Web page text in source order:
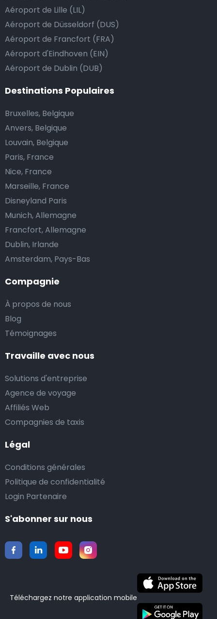
Compagnie
À propos de nous
Blog
Témoignages
Travaille avec nous
Solutions d'entreprise
Agence de voyage
Affiliés Web
Compagnies de taxis
Légal
Conditions générales
Politique de confidentialité
Login Partenaire
Aéroport de Lille (LIL)
Aéroport de Düsseldorf (DUS)
Aéroport de Francfort (FRA)
Aéroport d'Eindhoven (EIN)
Aéroport de Dublin (DUB)
Destinations Populaires
Bruxelles, Belgique
Anvers, Belgique
Louvain, Belgique
Paris, France
Nice, France
Marseille, France
Disneyland Paris
Munich, Allemagne
Francfort, Allemagne
Dublin, Irlande
Amsterdam, Pays-Bas
S'abonner sur nous
Téléchargez notre application mobile